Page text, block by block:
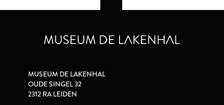
MUSEUM DE LAKENHAL
OUDE SINGEL 32
2312 RA LEIDEN